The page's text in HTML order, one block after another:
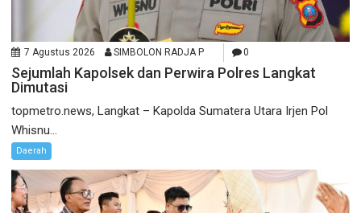
7 Agustus 2026 SIMBOLON RADJA P 0
Sejumlah Kapolsek dan Perwira Polres Langkat
Dimutasi
topmetro.news, Langkat – Kapolda Sumatera Utara Irjen Pol
Whisnu...
Daerah